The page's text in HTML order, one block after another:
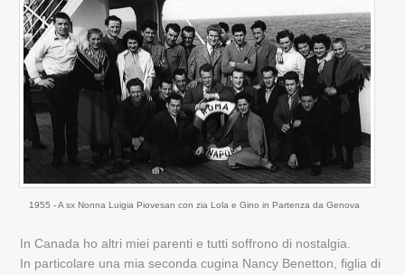
1955 - A sx Nonna Luigia Piovesan con zia Lola e Gino in Partenza da Genova
In Canada ho altri miei parenti e tutti soffrono di nostalgia.
In particolare una mia seconda cugina Nancy Benetton, figlia di